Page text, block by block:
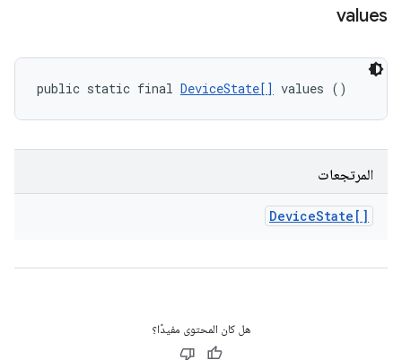
values
public static final DeviceState[] values ()
المرتجعات
DeviceState[]
هل كان المحتوى مفيدًا؟